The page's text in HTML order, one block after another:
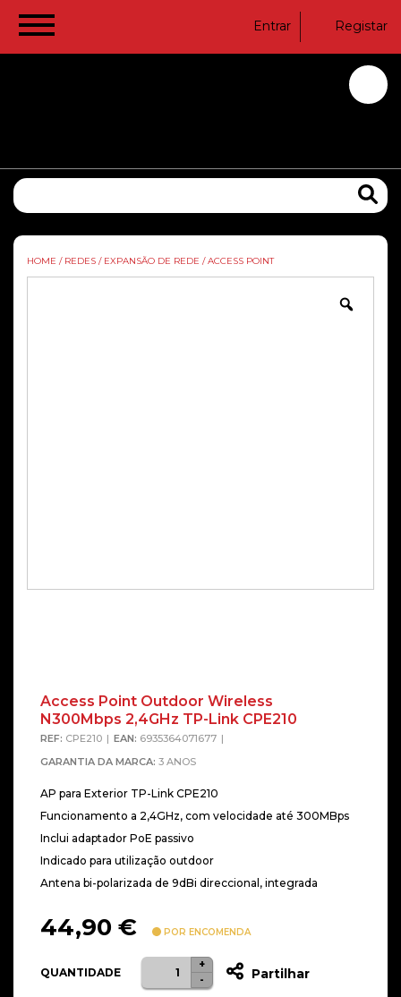
Entrar Registar
HOME / REDES / EXPANSÃO DE REDE / ACCESS POINT
Access Point Outdoor Wireless
N300Mbps 2,4GHz TP-Link CPE210
REF: CPE210 EAN: 6935364071677
GARANTIA DA MARCA: 3 ANOS
AP para Exterior TP-Link CPE210
Funcionamento a 2,4GHz, com velocidade até 300MBps
Inclui adaptador PoE passivo
Indicado para utilização outdoor
Antena bi-polarizada de 9dBi direccional, integrada
44,90 € POR ENCOMENDA
QUANTIDADE
Quantidade
de
-
+
Partilhar